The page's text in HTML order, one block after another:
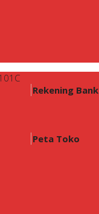
Rekening Bank
Peta Toko